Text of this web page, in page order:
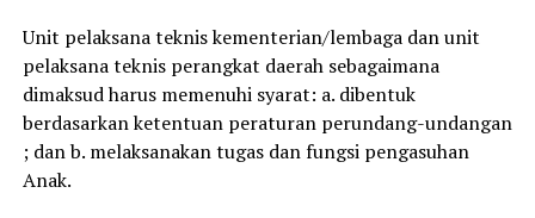
Unit pelaksana teknis kementerian/lembaga dan unit
pelaksana teknis perangkat daerah sebagaimana
dimaksud harus memenuhi syarat: a. dibentuk
berdasarkan ketentuan peraturan perundang-undangan
; dan b. melaksanakan tugas dan fungsi pengasuhan
Anak.